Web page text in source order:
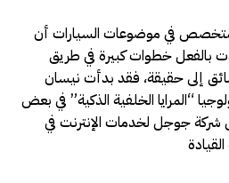
في موضوعات السيارات أن
بالفعل خطوات كبيرة في طريق
إلى حقيقة، فقد بدأت نيسان
“المرايا الخلفية الذكية” في بعض
شركة جوجل لخدمات الإنترنت في